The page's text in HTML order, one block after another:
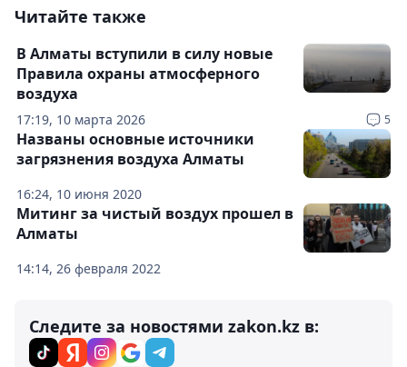
Читайте также
17:19, 10 марта 2026 5
В Алматы вступили в силу новые
Правила охраны атмосферного
воздуха
16:24, 10 июня 2020
Названы основные источники
загрязнения воздуха Алматы
14:14, 26 февраля 2022
Митинг за чистый воздух прошел в
Алматы
Следите за новостями zakon.kz в: